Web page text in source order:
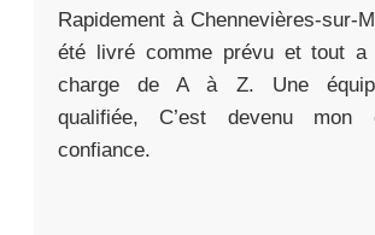
Rapidement à Chennevières-sur-
été livré comme prévu et tout
charge de A à Z. Une
qualifiée, C’est devenu mon
confiance.